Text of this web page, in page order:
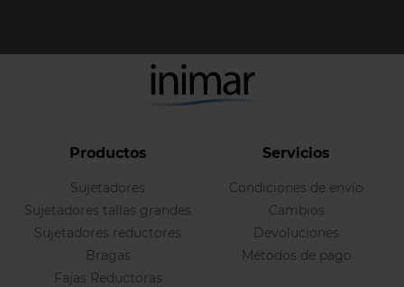
Productos
Sujetadores
Sujetadores tallas grandes
Sujetadores reductores
Bragas
Fajas Reductoras
Servicios
Condiciones de envío
Cambios
Devoluciones
Métodos de pago